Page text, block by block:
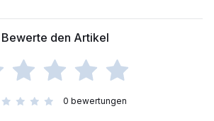
Bewerte den Artikel
0 bewertungen